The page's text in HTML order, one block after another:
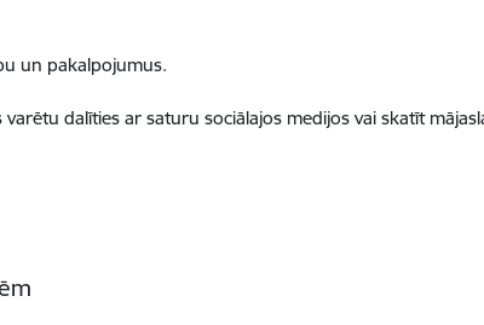
un pakalpojumus.
dalīties ar saturu sociālajos medijos vai skatīt